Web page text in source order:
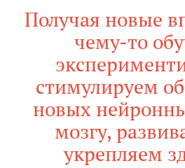
Получая новые
чему-то
стимулируем
новых
мозгу,
укрепляем